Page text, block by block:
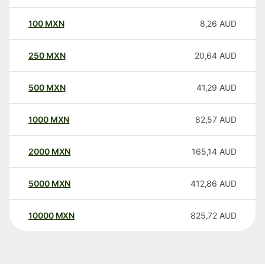
100 MXN 8,26 AUD
250 MXN 20,64 AUD
500 MXN 41,29 AUD
1000 MXN 82,57 AUD
2000 MXN 165,14 AUD
5000 MXN 412,86 AUD
10000 MXN 825,72 AUD